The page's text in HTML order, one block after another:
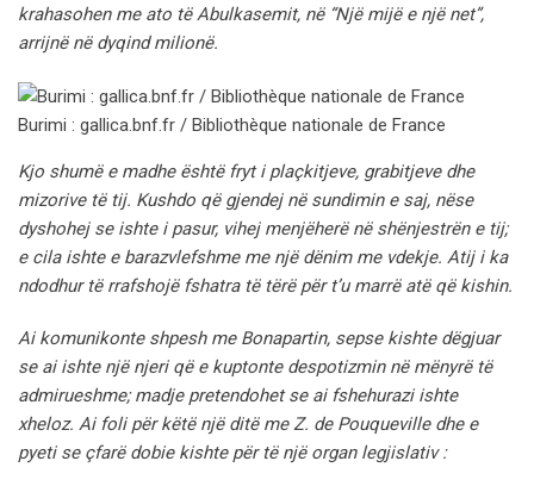
krahasohen me ato të Abulkasemit, në “Një mijë e një net”,
arrijnë në dyqind milionë.
Burimi : gallica.bnf.fr / Bibliothèque nationale de France
Kjo shumë e madhe është fryt i plaçkitjeve, grabitjeve dhe
mizorive të tij. Kushdo që gjendej në sundimin e saj, nëse
dyshohej se ishte i pasur, vihej menjëherë në shënjestrën e tij;
e cila ishte e barazvlefshme me një dënim me vdekje. Atij i ka
ndodhur të rrafshojë fshatra të tërë për t’u marrë atë që kishin.
Ai komunikonte shpesh me Bonapartin, sepse kishte dëgjuar
se ai ishte një njeri që e kuptonte despotizmin në mënyrë të
admirueshme; madje pretendohet se ai fshehurazi ishte
xheloz. Ai foli për këtë një ditë me Z. de Pouqueville dhe e
pyeti se çfarë dobie kishte për të një organ legjislativ :